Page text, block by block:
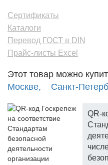
Сертификаты
Каталоги
Перевод ГОСТ в DIN
Прайс-листы Excel
Этот товар можно
Москве,
Санкт-
QR-